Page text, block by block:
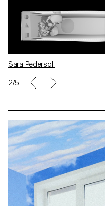
Sara Pedersoli
3/5